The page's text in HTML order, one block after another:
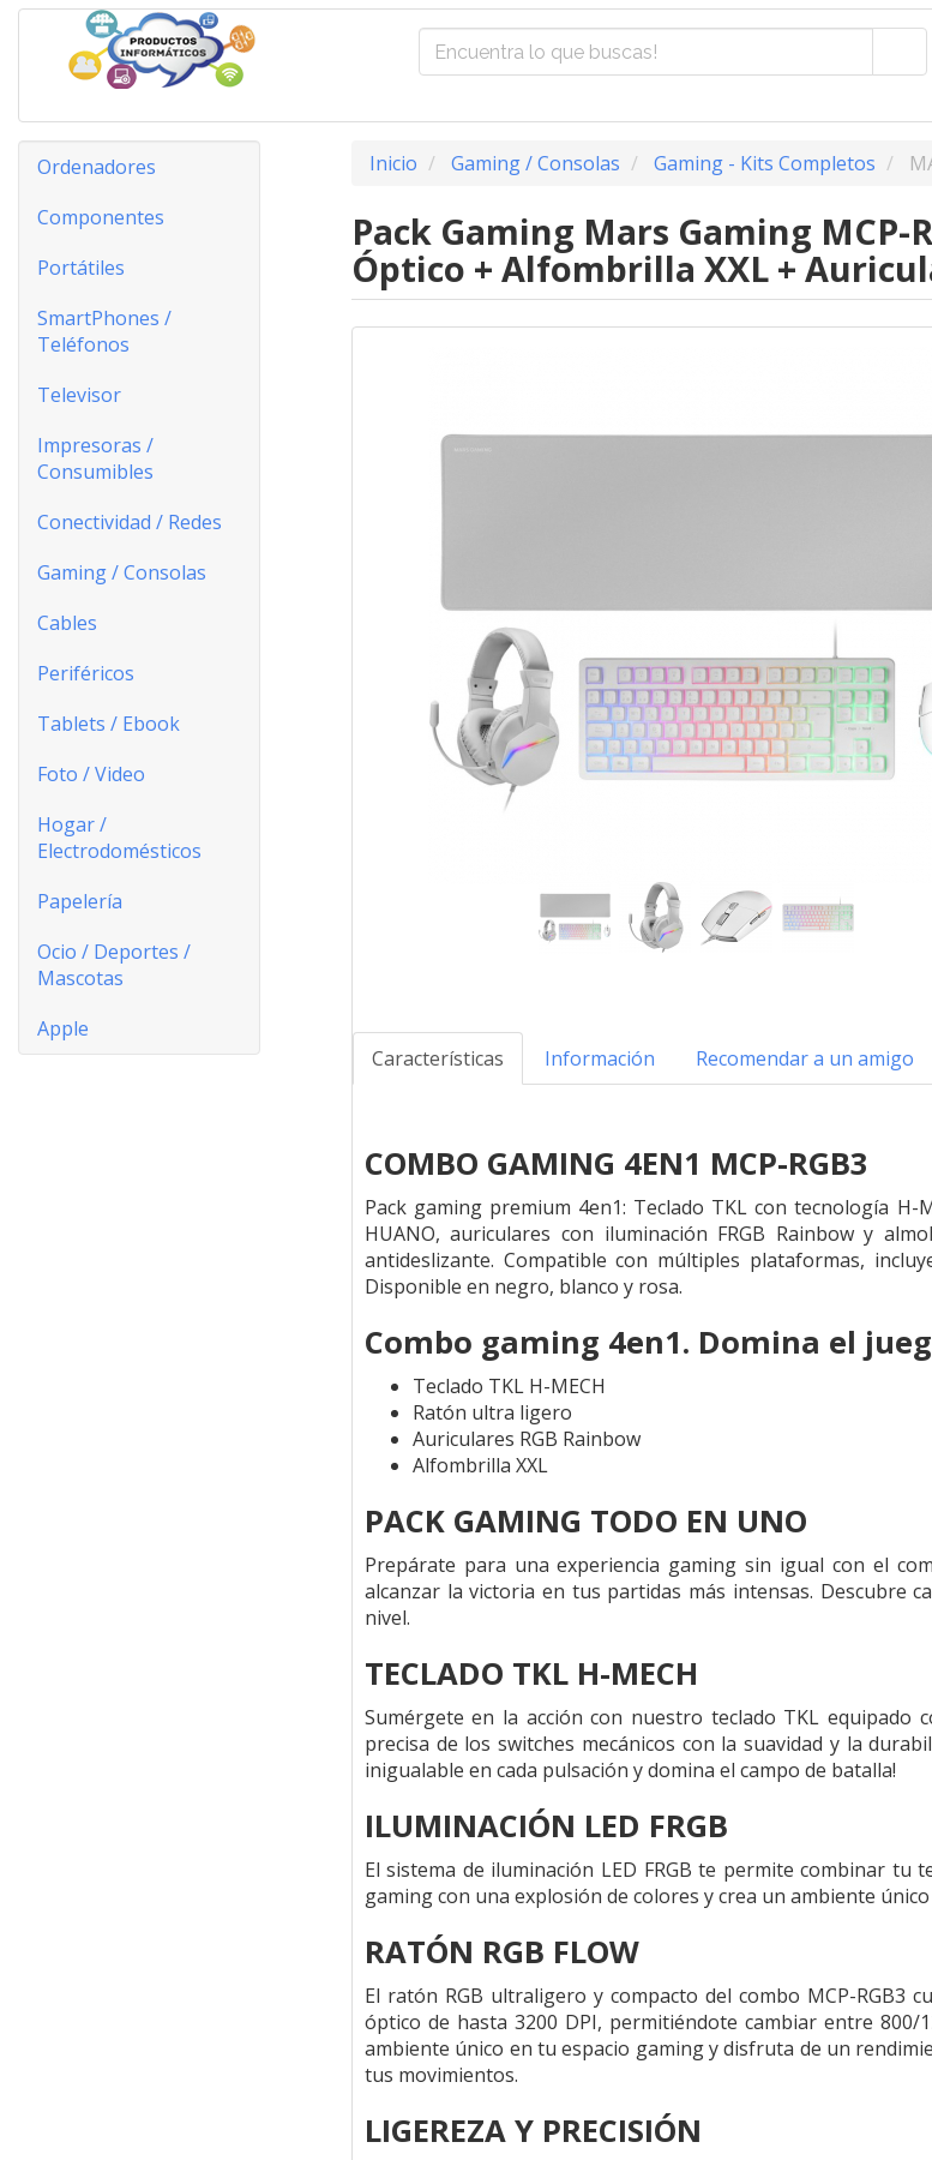
Ordenadores
Componentes
Portátiles
SmartPhones /
Teléfonos
Televisor
Impresoras /
Consumibles
Conectividad / Redes
Gaming / Consolas
Cables
Periféricos
Tablets / Ebook
Foto / Video
Hogar /
Electrodomésticos
Papelería
Ocio / Deportes /
Mascotas
Apple
Inicio Gaming / Consolas Gaming - Kits Completos
Pack Gaming Mars Gaming MCP-
Óptico + Alfombrilla XXL +
Características Información Recomendar a un amigo
COMBO GAMING 4EN1 MCP-RGB3
Pack gaming premium 4en1: Teclado TKL con tecnología
HUANO, auriculares con iluminación FRGB Rainbow y
antideslizante. Compatible con múltiples plataformas,
Disponible en negro, blanco y rosa.
Combo gaming 4en1. Domina el
Teclado TKL H-MECH
Ratón ultra ligero
Auriculares RGB Rainbow
Alfombrilla XXL
PACK GAMING TODO EN UNO
Prepárate para una experiencia gaming sin igual con el
alcanzar la victoria en tus partidas más intensas. Descubre
nivel.
TECLADO TKL H-MECH
Sumérgete en la acción con nuestro teclado TKL equipado
precisa de los switches mecánicos con la suavidad y la
inigualable en cada pulsación y domina el campo de batalla!
ILUMINACIÓN LED FRGB
El sistema de iluminación LED FRGB te permite combinar
gaming con una explosión de colores y crea un ambiente
RATÓN RGB FLOW
El ratón RGB ultraligero y compacto del combo MCP-RGB3
óptico de hasta 3200 DPI, permitiéndote cambiar entre
ambiente único en tu espacio gaming y disfruta de un
tus movimientos.
LIGEREZA Y PRECISIÓN